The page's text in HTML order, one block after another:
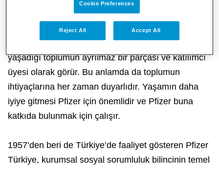
Toplumsal duyarlılık ve sosyal sorumluluk Pfizer’in
vazgeçilmez bir değeri ve geleneğidir. Pfizer
kendisini faaliyet gösterdiği ülkenin ve içinde
yaşadığı toplumun ayrılmaz bir parçası ve katılımcı
üyesi olarak görür. Bu anlamda da toplumun
ihtiyaçlarına her zaman duyarlıdır. Yaşamın daha
iyiye gitmesi Pfizer için önemlidir ve Pfizer buna
katkıda bulunmak için çalışır.
1957’den beri de Türkiye’de faaliyet gösteren Pfizer
Türkiye, kurumsal sosyal sorumluluk bilincinin temel
Cookie Preferences
Reject All Accept All